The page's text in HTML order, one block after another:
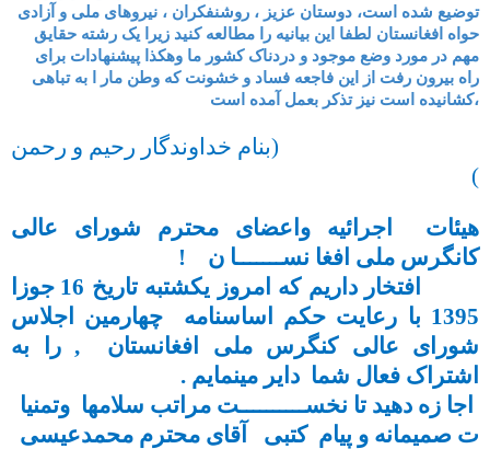
توضیع شده است، دوستان عزیز ، روشنفکران ، نیروهای ملی و آزادی
حواه افغانستان لطفا این بیانیه را مطالعه کنید زیرا یک رشته حقایق
مهم در مورد وضع موجود و دردناک کشور ما وهکذا پیشنهادات برای
راه بیرون رفت از این فاجعه فساد و خشونت که وطن مار ا به تباهی
کشانیده است نیز تذکر بعمل آمده است،
(بنام خداوندگار رحیم و رحمن
)
هیئات اجرائیه واعضای محترم شورای عالی
کانگرس ملی افغا نســـــــا ن !
افتخار داریم که امروز یکشتبه تاریخ 16 جوزا
1395 با رعایت حکم اساسنامه چهارمین اجلاس
شورای عالی کنگرس ملی افغانستان , را به
اشتراک فعال شما دایر مینمایم .
اجا زه دهید تا نخســــــــــت مراتب سلامها وتمنیا
ت صمیمانه و پیام کتبی آقای محترم محمدعیسی